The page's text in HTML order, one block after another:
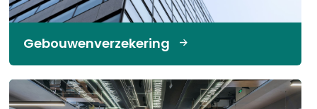
Gebouwenverzekering